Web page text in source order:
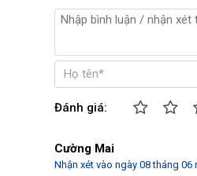
Đánh giá:
Cường Mai
Nhận xét vào ngày 08 tháng 06